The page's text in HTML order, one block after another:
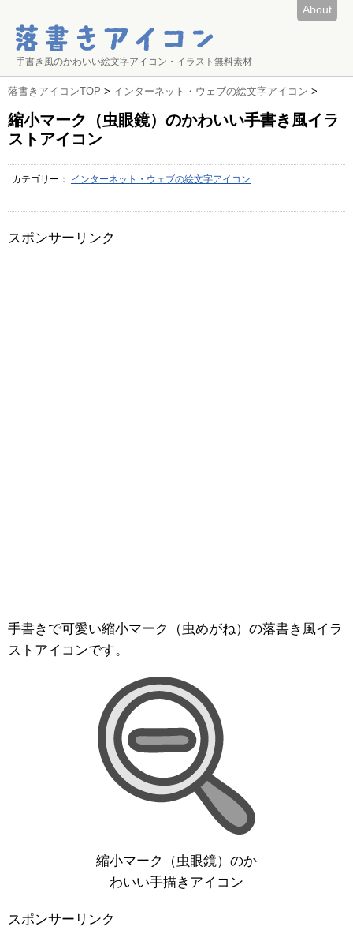
About
手書き風のかわいい絵文字アイコン・イラスト無料素材
落書きアイコンTOP > インターネット・ウェブの絵文字アイコン >
縮小マーク（虫眼鏡）のかわいい手書き風イラ
ストアイコン
カテゴリー： インターネット・ウェブの絵文字アイコン
スポンサーリンク
手書きで可愛い縮小マーク（虫めがね）の落書き風イラ
ストアイコンです。
縮小マーク（虫眼鏡）のか
わいい手描きアイコン
スポンサーリンク